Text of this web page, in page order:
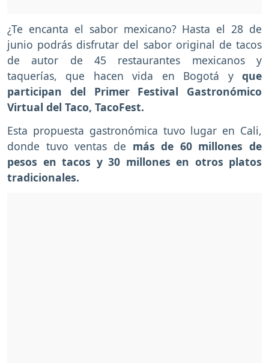
¿Te encanta el sabor mexicano? Hasta el 28 de
junio podrás disfrutar del sabor original de tacos
de autor de 45 restaurantes mexicanos y
taquerías, que hacen vida en Bogotá yque
participan del Primer Festival Gastronómico
Virtual del Taco, TacoFest.
Esta propuesta gastronómica tuvo lugar en Cali,
donde tuvo ventas de más de 60 millones de
pesos en tacos y 30 millones en otros platos
tradicionales.